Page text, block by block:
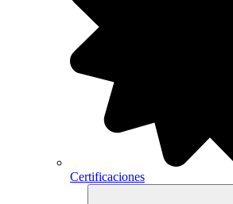
Certificaciones